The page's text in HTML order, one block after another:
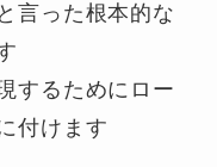
言った根本的な
するためにロー
付けます